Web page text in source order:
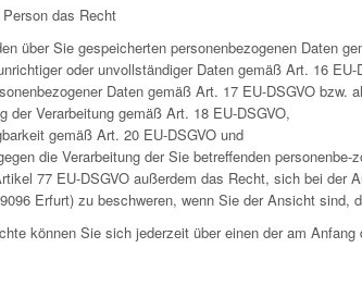
das Recht
über Sie gespeicherten personenbezogenen Daten
oder unvollständiger Daten gemäß Art. 16 EU-
Daten gemäß Art. 17 EU-DSGVO bzw.
der Verarbeitung gemäß Art. 18 EU-DSGVO,
gemäß Art. 20 EU-DSGVO und
die Verarbeitung der Sie betreffenden
77 EU-DSGVO außerdem das Recht, sich bei der
Erfurt) zu beschweren, wenn Sie der Ansicht sind,
können Sie sich jederzeit über einen der am